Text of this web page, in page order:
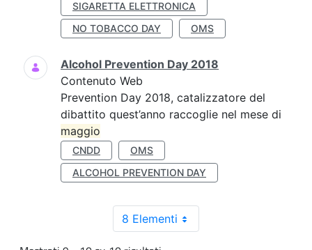
SIGARETTA ELETTRONICA
NO TOBACCO DAY
OMS
Alcohol Prevention Day 2018
Contenuto Web
Prevention Day 2018, catalizzatore del
dibattito quest’anno raccoglie nel mese di
maggio
CNDD
OMS
ALCOHOL PREVENTION DAY
8 Elementi